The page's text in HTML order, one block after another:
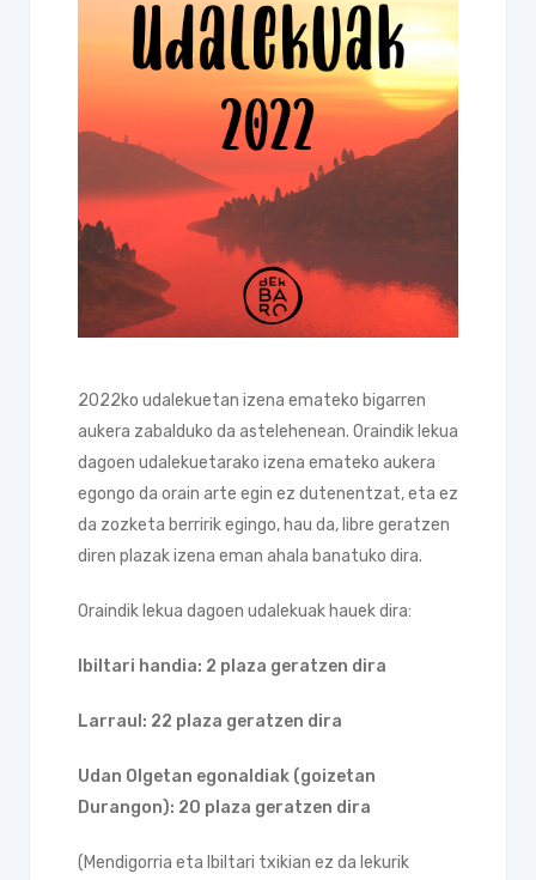
2022ko udalekuetan izena emateko bigarren
aukera zabalduko da astelehenean. Oraindik lekua
dagoen udalekuetarako izena emateko aukera
egongo da orain arte egin ez dutenentzat, eta ez
da zozketa berririk egingo, hau da, libre geratzen
diren plazak izena eman ahala banatuko dira.
Oraindik lekua dagoen udalekuak hauek dira:
Ibiltari handia: 2 plaza geratzen dira
Larraul: 22 plaza geratzen dira
Udan Olgetan egonaldiak (goizetan
Durangon): 20 plaza geratzen dira
(Mendigorria eta Ibiltari txikian ez da lekurik